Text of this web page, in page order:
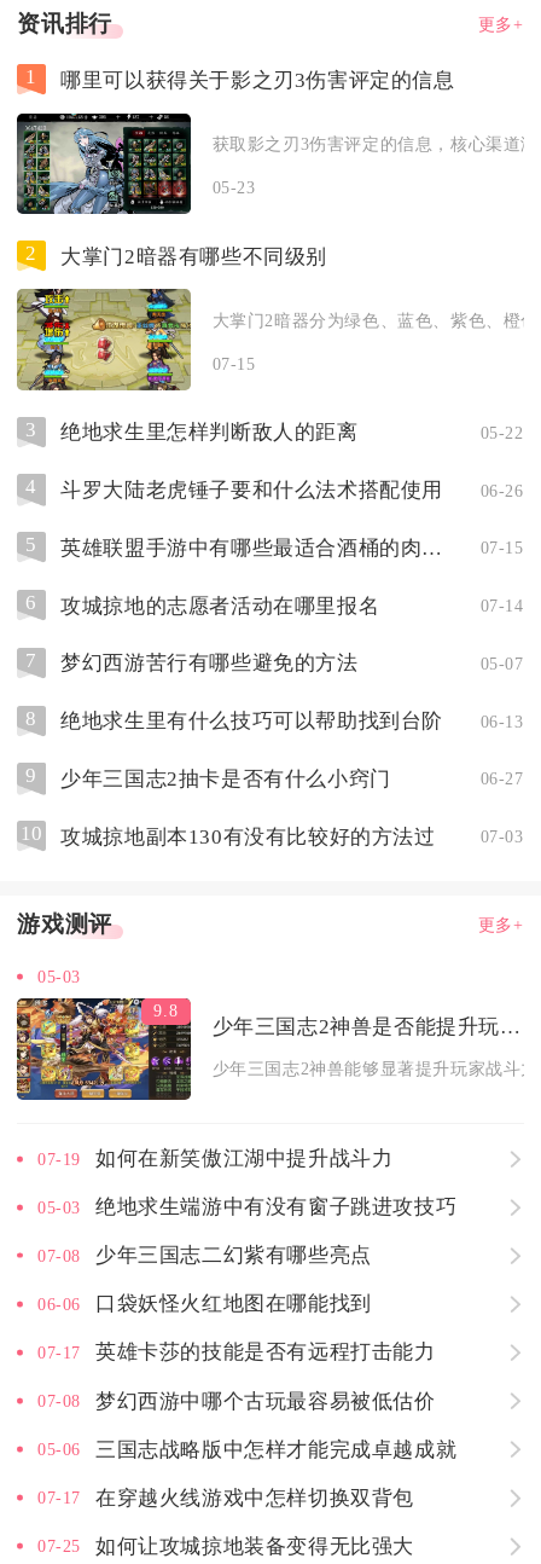
资讯排行 更多+
1 哪里可以获得关于影之刃3伤害评定的信息
获取影之刃3伤害评定的信息，核心渠道
05-23
2 大掌门2暗器有哪些不同级别
大掌门2暗器分为绿色、蓝色、紫色、橙
07-15
3 绝地求生里怎样判断敌人的距离 05-22
4 斗罗大陆老虎锤子要和什么法术搭配使用 06-26
5 英雄联盟手游中有哪些最适合酒桶的肉装备 07-15
6 攻城掠地的志愿者活动在哪里报名 07-14
7 梦幻西游苦行有哪些避免的方法 05-07
8 绝地求生里有什么技巧可以帮助找到台阶 06-13
9 少年三国志2抽卡是否有什么小窍门 06-27
10 攻城掠地副本130有没有比较好的方法过 07-03
游戏测评 更多+
05-03
9.8
少年三国志2神兽是否能提升玩家战斗力
少年三国志2神兽能够显著提升玩家战斗
07-19 如何在新笑傲江湖中提升战斗力
05-03 绝地求生端游中有没有窗子跳进攻技巧
07-08 少年三国志二幻紫有哪些亮点
06-06 口袋妖怪火红地图在哪能找到
07-17 英雄卡莎的技能是否有远程打击能力
07-08 梦幻西游中哪个古玩最容易被低估价
05-06 三国志战略版中怎样才能完成卓越成就
07-17 在穿越火线游戏中怎样切换双背包
07-25 如何让攻城掠地装备变得无比强大